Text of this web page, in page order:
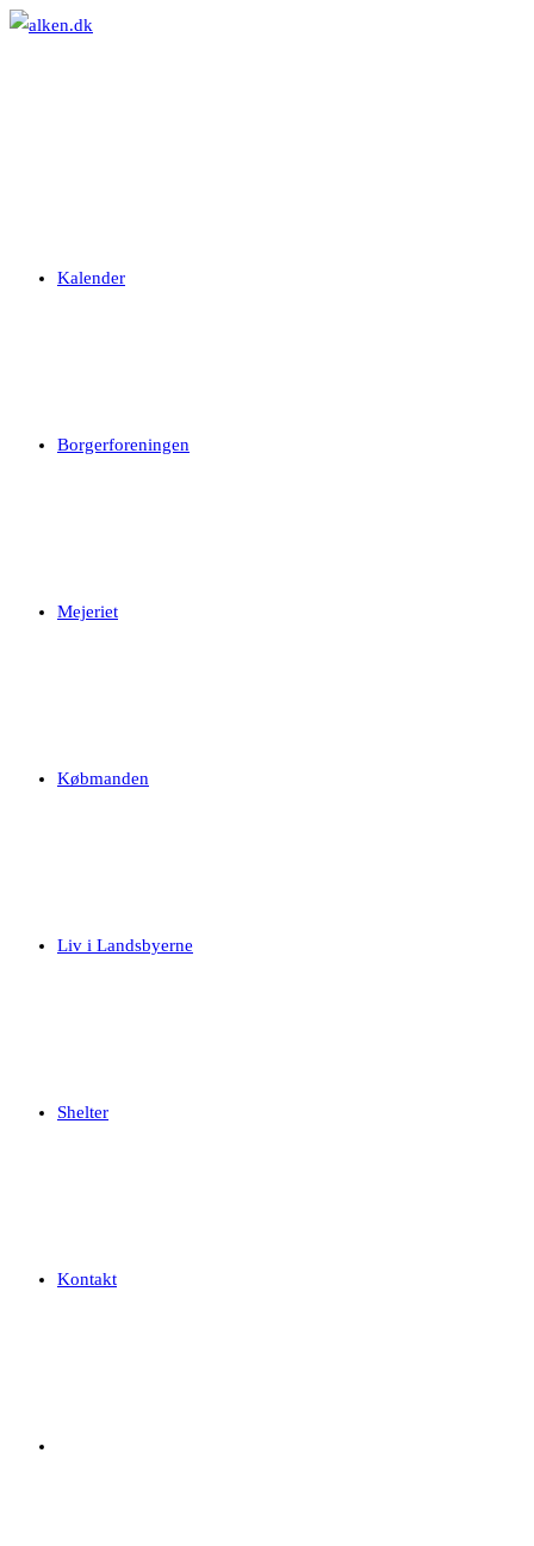
Skip
Kalender
Borgerforeningen
Mejeriet
Købmanden
Liv i Landsbyerne
Shelter
Kontakt